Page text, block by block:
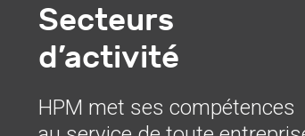
Secteurs
d’activité
HPM met ses compétences